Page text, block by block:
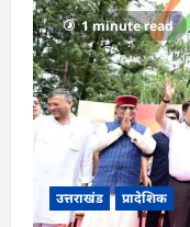
1 minute read
उत्तराखंड प्रादेशिक